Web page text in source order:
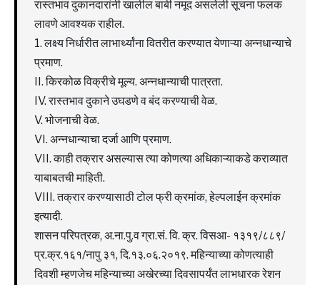
रास्तभाव दुकानदारांनी खालील बाबी नमूद असलेली सूचना फलक
लावणे आवश्यक राहील.
1. लक्ष्य निर्धारीत लाभार्थ्यांना वितरीत करण्यात येणाऱ्या अन्नधान्याचे
प्रमाण.
II. किरकोळ विक्रीचे मूल्य. अन्नधान्याची पात्रता.
IV. रास्तभाव दुकाने उघडणे व बंद करण्याची वेळ.
V. भोजनाची वेळ.
VI. अन्नधान्याचा दर्जा आणि प्रमाण.
VII. काही तक्रार असल्यास त्या कोणत्या अधिकाऱ्याकडे कराव्यात
याबाबतची माहिती.
VIII. तक्रार करण्यासाठी टोल फ्री क्रमांक, हेल्पलाईन क्रमांक
इत्यादी.
शासन परिपत्रक, अ.ना.पु.व ग्रा.सं. वि. क्र. विसआ- १३१९/८८९/
प्र.क्र.१६१/नापु ३१, दि.१३.०६.२०१९. महिन्याच्या कोणत्याही
दिवशी म्हणजेच महिन्याच्या अखेरच्या दिवसापर्यंत लाभधारक रेशन